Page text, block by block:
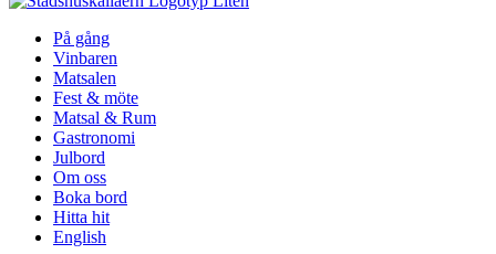
På gång
Vinbaren
Matsalen
Fest & möte
Matsal & Rum
Gastronomi
Julbord
Om oss
Boka bord
Hitta hit
English